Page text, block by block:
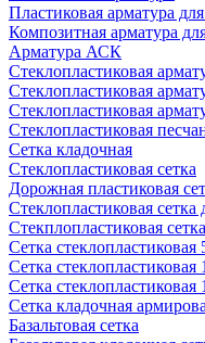
Пластиковая арматура
Композитная арматура
Арматура АСК
Cтеклопластиковая
Стеклопластиковая
Стеклопластиковая
Стеклопластиковая
Сетка кладочная
Стеклопластиковая сетка
Дорожная пластиковая
Стеклопластиковая
Стекплопластиковая
Сетка
Сетка
Сетка
Сетка кладочная
Базальтовая сетка